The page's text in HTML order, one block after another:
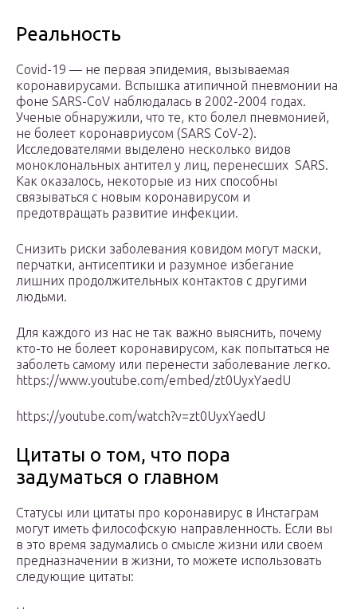
Реальность
Covid-19 — не первая эпидемия, вызываемая
коронавирусами. Вспышка атипичной пневмонии на
фоне SARS-CoV наблюдалась в 2002-2004 годах.
Ученые обнаружили, что те, кто болел пневмонией,
не болеет коронавриусом (SARS CoV-2).
Исследователями выделено несколько видов
моноклональных антител у лиц, перенесших SARS.
Как оказалось, некоторые из них способны
связываться с новым коронавирусом и
предотвращать развитие инфекции.
Снизить риски заболевания ковидом могут маски,
перчатки, антисептики и разумное избегание
лишних продолжительных контактов с другими
людьми.
Для каждого из нас не так важно выяснить, почему
кто-то не болеет коронавирусом, как попытаться не
заболеть самому или перенести заболевание легко.
https://www.youtube.com/embed/zt0UyxYaedU
https://youtube.com/watch?v=zt0UyxYaedU
Цитаты о том, что пора
задуматься о главном
Статусы или цитаты про коронавирус в Инстаграм
могут иметь философскую направленность. Если вы
в это время задумались о смысле жизни или своем
предназначении в жизни, то можете использовать
следующие цитаты: